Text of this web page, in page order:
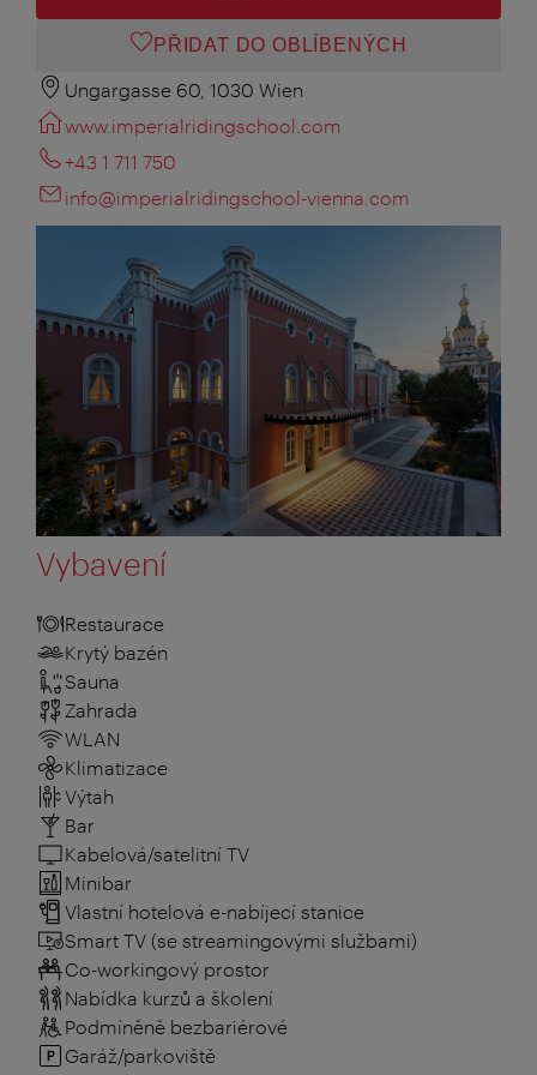
PŘIDAT DO OBLÍBENÝCH
Ungargasse 60, 1030 Wien
www.imperialridingschool.com
+43 1 711 750
info@imperialridingschool-vienna.com
Vybavení
Restaurace
Krytý bazén
Sauna
Zahrada
WLAN
Klimatizace
Výtah
Bar
Kabelová/satelitní TV
Minibar
Vlastní hotelová e-nabíjecí stanice
Smart TV (se streamingovými službami)
Co-workingový prostor
Nabídka kurzů a školení
Podmíněně bezbariérové
Garáž/parkoviště